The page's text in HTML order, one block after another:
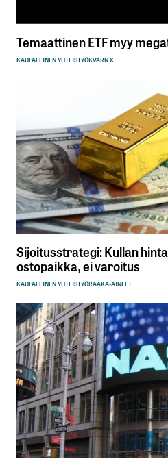
Temaattinen ETF myy
KAUPALLINEN YHTEISTYÖKVARN X
Sijoitusstrategi: Kullan
ostopaikka, ei varoitus
KAUPALLINEN YHTEISTYÖRAAKA-AINEET